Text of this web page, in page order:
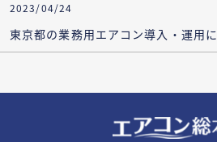
2023/04/24
東京都の業務用エアコン導入・運用